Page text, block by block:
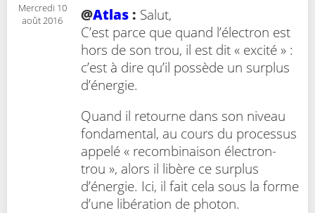
Mercredi 10
août 2016
@Atlas : Salut,
C’est parce que quand l’électron est
hors de son trou, il est dit « excité » :
c’est à dire qu’il possède un surplus
d’énergie.
Quand il retourne dans son niveau
fondamental, au cours du processus
appelé « recombinaison électron-
trou », alors il libère ce surplus
d’énergie. Ici, il fait cela sous la forme
d’une libération de photon.